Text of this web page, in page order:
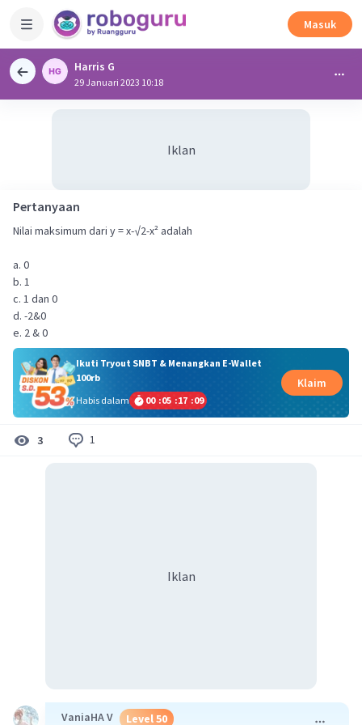
Masuk
Harris G
29 Januari 2023 10:18
Iklan
Pertanyaan
Nilai maksimum dari y = x-√2-x² adalah
a. 0
b. 1
c. 1 dan 0
d. -2&0
e. 2 & 0
Ikuti Tryout SNBT & Menangkan E-Wallet
100rb
Habis dalam
00 :05 :17 :09
Klaim
3 1
Iklan
VaniaHA V Level 50